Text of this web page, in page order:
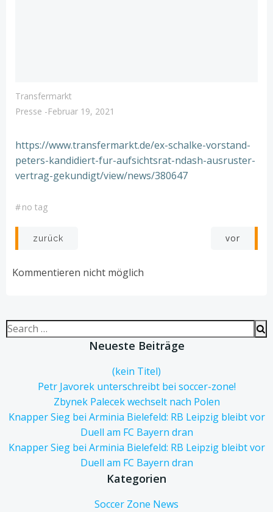
Transfermarkt
Presse -Februar 19, 2021
https://www.transfermarkt.de/ex-schalke-vorstand-
peters-kandidiert-fur-aufsichtsrat-ndash-ausruster-
vertrag-gekundigt/view/news/380647
#no tag
Post
navigation
zurück
navigation
vor
Kommentieren nicht möglich
Search
for:
Neueste Beiträge
(kein Titel)
Petr Javorek unterschreibt bei soccer-zone!
Zbynek Palecek wechselt nach Polen
Knapper Sieg bei Arminia Bielefeld: RB Leipzig bleibt vor
Duell am FC Bayern dran
Knapper Sieg bei Arminia Bielefeld: RB Leipzig bleibt vor
Duell am FC Bayern dran
Kategorien
Soccer Zone News